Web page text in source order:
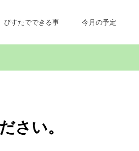
ぴすたでできる事 今月の予定
さい。